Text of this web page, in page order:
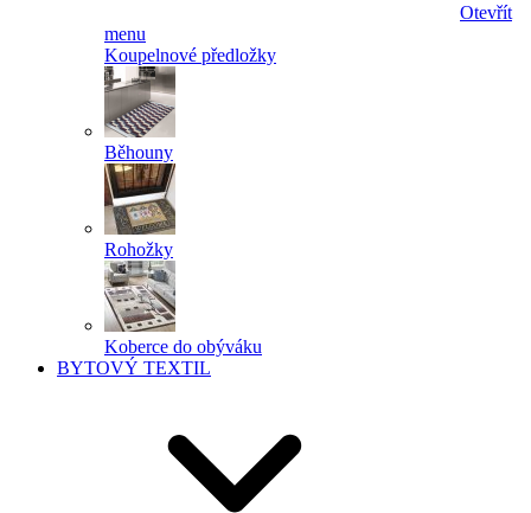
Otevřít
menu
Koupelnové předložky
Běhouny
Rohožky
Koberce do obýváku
BYTOVÝ TEXTIL